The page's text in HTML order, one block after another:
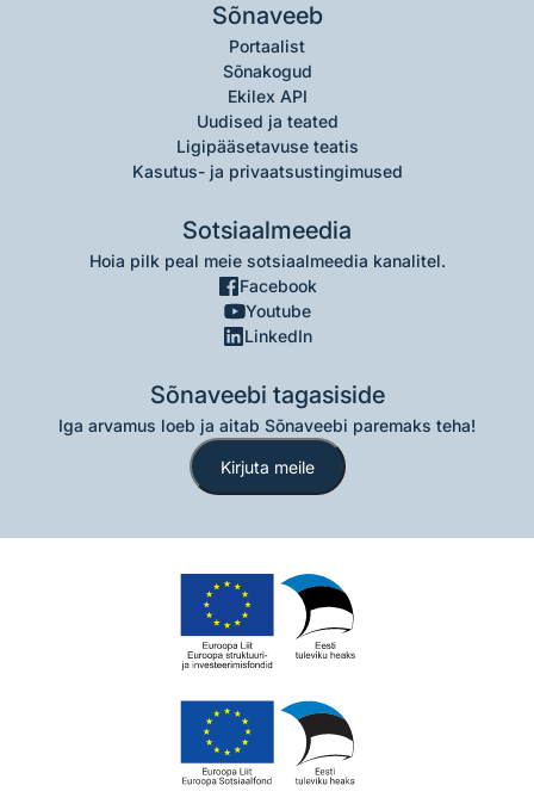
Sõnaveeb
Portaalist
Sõnakogud
Ekilex API
Uudised ja teated
Ligipääsetavuse teatis
Kasutus- ja privaatsustingimused
Sotsiaalmeedia
Hoia pilk peal meie sotsiaalmeedia kanalitel.
Facebook
Youtube
LinkedIn
Sõnaveebi tagasiside
Iga arvamus loeb ja aitab Sõnaveebi paremaks teha!
Kirjuta meile